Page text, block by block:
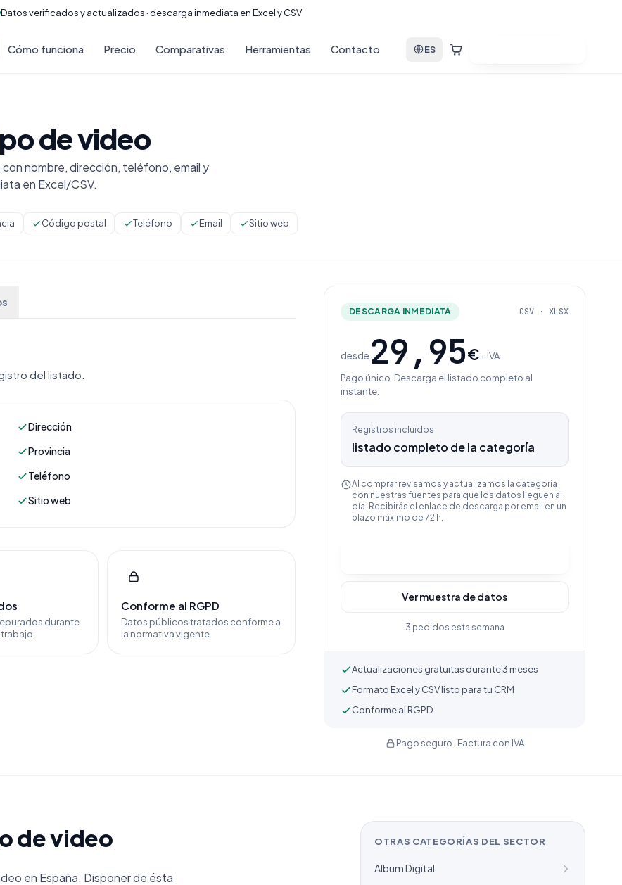
Datos verificados y actualizados · descarga inmediata en Excel y CSV
Cómo funciona Precio Comparativas Herramientas Contacto ES
de video
nombre, dirección, teléfono, email y
en Excel/CSV.
Código postal Teléfono Email Sitio web
del listado.
Dirección
Provincia
Teléfono
Sitio web
durante
Conforme al RGPD
Datos públicos tratados conforme a
la normativa vigente.
DESCARGA INMEDIATA CSV · XLSX
desde 29,95€+ IVA
Pago único. Descarga el listado completo al
instante.
Registros incluidos
listado completo de la categoría
Al comprar revisamos y actualizamos la categoría
con nuestras fuentes para que los datos lleguen al
día. Recibirás el enlace de descarga por email en un
plazo máximo de 72 h.
Ver muestra de datos
3 pedidos esta semana
Actualizaciones gratuitas durante 3 meses
Formato Excel y CSV listo para tu CRM
Conforme al RGPD
Pago seguro · Factura con IVA
de video
en España. Disponer de ésta
OTRAS CATEGORÍAS DEL SECTOR
Album Digital